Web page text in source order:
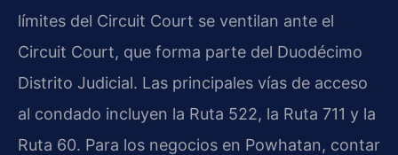
límites del Circuit Court se ventilan ante el
Circuit Court, que forma parte del Duodécimo
Distrito Judicial. Las principales vías de acceso
al condado incluyen la Ruta 522, la Ruta 711 y la
Ruta 60. Para los negocios en Powhatan, contar